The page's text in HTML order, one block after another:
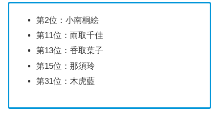
第2位：小南桐絵
第11位：雨取千佳
第13位：香取葉子
第15位：那須玲
第31位：木虎藍